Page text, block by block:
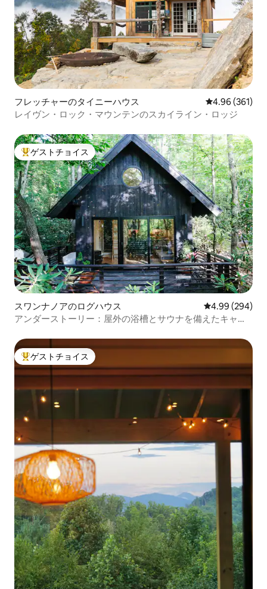
フレッチャーのタイニーハウス レビュー361
4.96 (361)
レイヴン・ロック・マウンテンのスカイライン・ロッジ
大好評のゲストチョイスです。
ゲストチョイス
スワンナノアのログハウス レビュー294
4.99 (294)
アンダーストーリー：屋外の浴槽とサウナを備えたキャビ
大好評のゲストチョイスです。
ゲストチョイス